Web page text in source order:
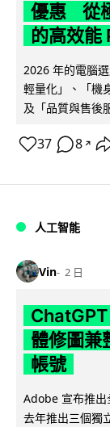
優惠 從
的高效能
2026 年的電腦
輕量化」、「機
及「品質與售後
37 8 ↗
人工智能
Vin 2 日
體修圖兼
帳號
Adobe 宣布推
去年推出三個獨